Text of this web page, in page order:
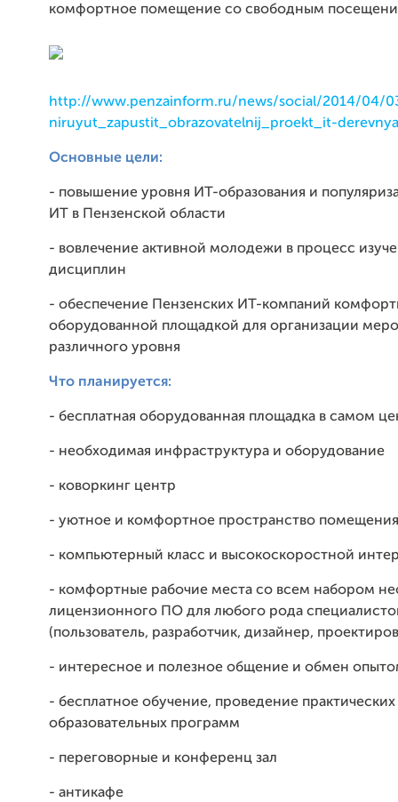
комфортное помещение со свободным
http://www.penzainform.ru/news/social/2014/04/
niruyut_zapustit_obrazovatelnij_proekt_it-
Основные цели:
- повышение уровня ИТ-образования и
ИТ в Пензенской области
- вовлечение активной молодежи в процесс
дисциплин
- обеспечение Пензенских ИТ-компаний
оборудованной площадкой для организации
различного уровня
Что планируется:
- бесплатная оборудованная площадка в самом
- необходимая инфраструктура и оборудование
- коворкинг центр
- уютное и комфортное пространство помещения
- компьютерный класс и высокоскоростной
- комфортные рабочие места со всем набором
лицензионного ПО для любого рода
(пользователь, разработчик, дизайнер,
- интересное и полезное общение и обмен
- бесплатное обучение, проведение
образовательных программ
- переговорные и конференц зал
- антикафе